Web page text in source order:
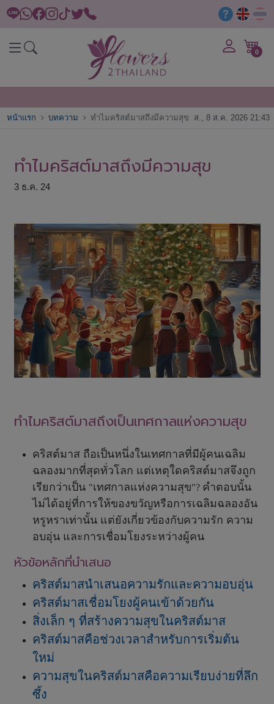
0
หน้าแรก บทความ ทำไมคริสต์มาสถึงมีความสุข ส., 8 ส.ค. 2026 21:43
ทำไมคริสต์มาสถึงมีความสุข
3 ธ.ค. 24
ทำไมคริสต์มาสถึงเป็นเทศกาลแห่งความสุข
คริสต์มาส ถือเป็นหนึ่งในเทศกาลที่มีผู้คนเฉลิม
ฉลองมากที่สุดทั่วโลก แต่เหตุใดคริสต์มาสจึงถูก
เรียกว่าเป็น "เทศกาลแห่งความสุข"? คำตอบนั้น
ไม่ได้อยู่ที่การให้ของขวัญหรือการเฉลิมฉลองอัน
หรูหราเท่านั้น แต่ยังเกี่ยวข้องกับความรัก ความ
อบอุ่น และการเชื่อมโยงระหว่างผู้คน
หัวข้อหลักที่นำเสนอ
คริสต์มาสนำเสนอความรักและความอบอุ่น
คริสต์มาสเชื่อมโยงผู้คนเข้าด้วยกัน
สิ่งเล็ก ๆ ที่สร้างความสุขในคริสต์มาส
คริสต์มาสคือช่วงเวลาสำหรับการเริ่มต้น
ใหม่
ความสุขในคริสต์มาสคือความเรียบง่ายที่ลึก
ซึ้ง